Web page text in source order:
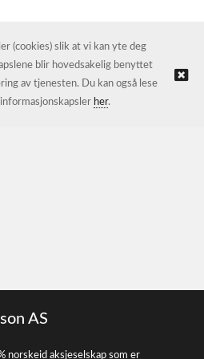
AS
norskeid aksjeselskap som er
(cookies) slik at vi kan yte deg
blir hovedsakelig benyttet
av tjenesten. Du kan også lese
her.